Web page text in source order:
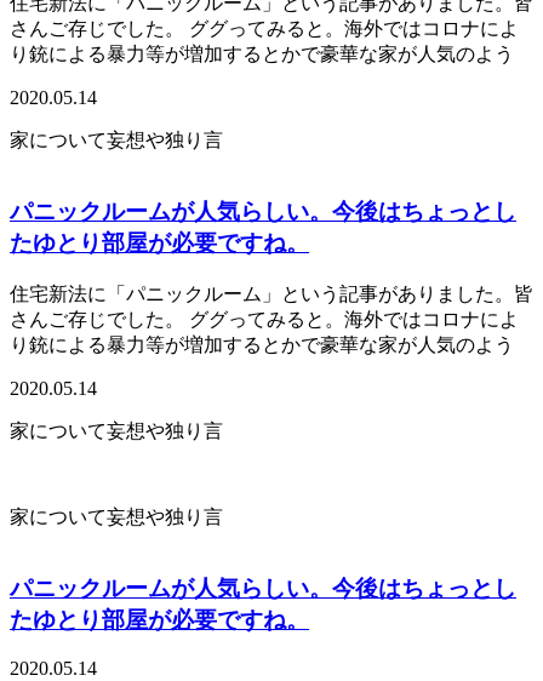
さんご存じでした。 ググってみると。海外ではコロナによ
り銃による暴力等が増加するとかで豪華な家が人気のよう
2020.05.14
家について妄想や独り言
パニックルームが人気らしい。今後はちょっとし
たゆとり部屋が必要ですね。
住宅新法に「パニックルーム」という記事がありました。皆
さんご存じでした。 ググってみると。海外ではコロナによ
り銃による暴力等が増加するとかで豪華な家が人気のよう
2020.05.14
家について妄想や独り言
家について妄想や独り言
パニックルームが人気らしい。今後はちょっとし
たゆとり部屋が必要ですね。
2020.05.14